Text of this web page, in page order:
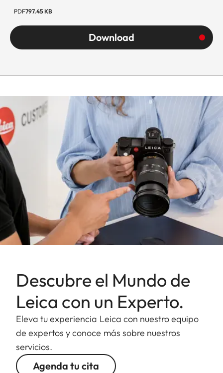
PDF797.45 KB
Download
Descubre el Mundo de
Leica con un Experto.
Eleva tu experiencia Leica con nuestro equipo
de expertos y conoce más sobre nuestros
servicios.
Agenda tu cita